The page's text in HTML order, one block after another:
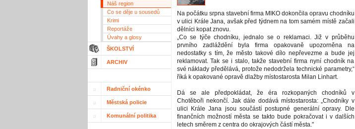
Náš region
Co se děje u sousedů
Krimi
Reportáže
Úvahy a glosy
ŠKOLSTVÍ
ARCHIV
Radniční okénko
Městská policie
Komunální politika
Na počátku srpna stavební firma MIKO dokončila opravu chodníku
v ulici Krále Jana, avšak před týdnem na tom samém místě začali
dělníci kopat znovu.
„Co se týče chodníku, jednalo se o reklamaci. Již v průběhu
prvního zadláždění byla firma opakovaně upozorněna na
nedostatky s tím, že město takové dílo nepřevezme a bude jej
reklamovat. Tak se i stalo, takže stavební firma nyní chodník na
své náklady předělává, protože nedodržela technické parametry,“
říká k opakované opravě dlažby místostarosta Milan Linhart.
Dá se ale předpokládat, že éra rozkopaných chodníků v
Chotěboři nekončí. Jak dále dodává místostarosta: „Chodníky v
ulici Krále Jana jsou součástí postupné generální opravy. Dle
finančních možností města se takto bude pokračovat i v dalších
letech směrem z centra do okrajových částí města."